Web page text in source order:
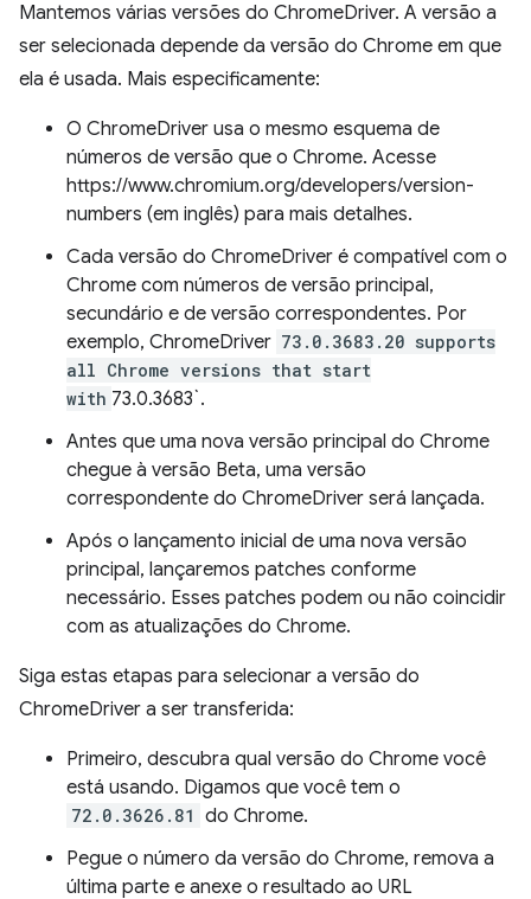
Mantemos várias versões do ChromeDriver. A versão a
ser selecionada depende da versão do Chrome em que
ela é usada. Mais especificamente:
O ChromeDriver usa o mesmo esquema de
números de versão que o Chrome. Acesse
https://www.chromium.org/developers/version-
numbers (em inglês) para mais detalhes.
Cada versão do ChromeDriver é compatível com o
Chrome com números de versão principal,
secundário e de versão correspondentes. Por
exemplo, ChromeDriver 73.0.3683.20 supports
all Chrome versions that start
with 73.0.3683`.
Antes que uma nova versão principal do Chrome
chegue à versão Beta, uma versão
correspondente do ChromeDriver será lançada.
Após o lançamento inicial de uma nova versão
principal, lançaremos patches conforme
necessário. Esses patches podem ou não coincidir
com as atualizações do Chrome.
Siga estas etapas para selecionar a versão do
ChromeDriver a ser transferida:
Primeiro, descubra qual versão do Chrome você
está usando. Digamos que você tem o
72.0.3626.81 do Chrome.
Pegue o número da versão do Chrome, remova a
última parte e anexe o resultado ao URL